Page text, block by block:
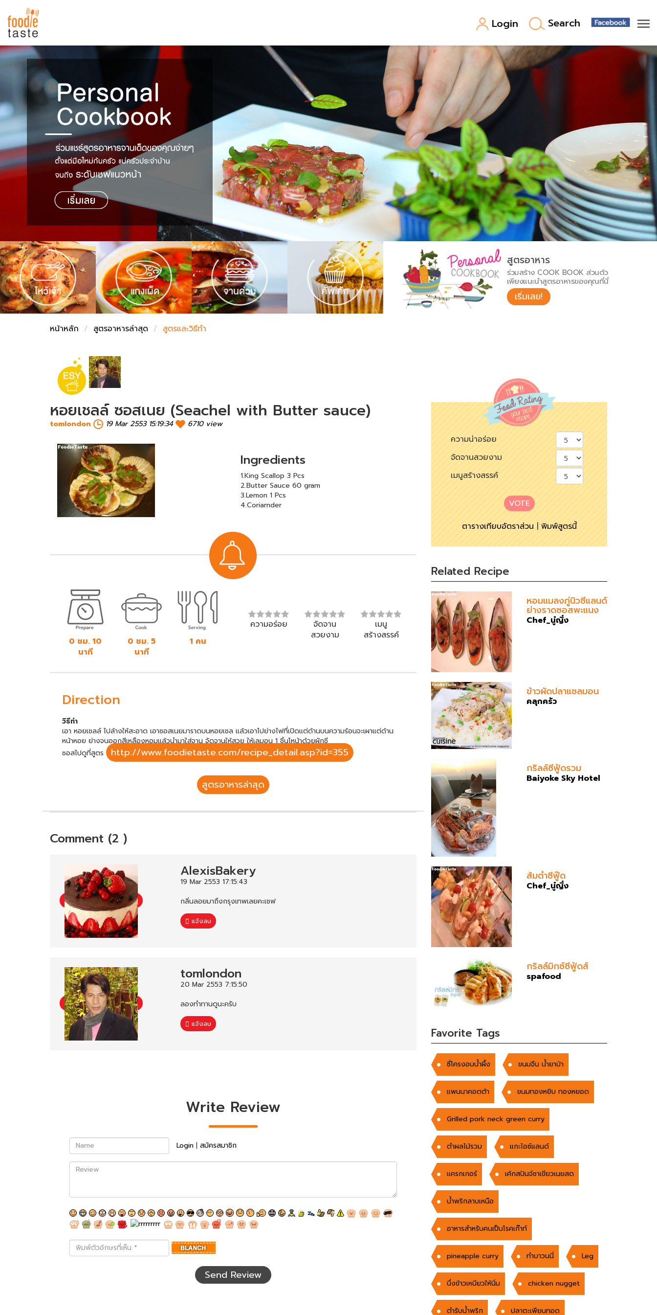
Login Search
สูตรอาหาร
สูตรอาหารล่าสุด
Top Foodie
พาไปชิม
สารพันก้นครัว
เคล็ดลับน่ารู้
เปรียบเทียบหน่วยการตวง
เปรียบเทียบอุณหภูมิ
เปรียบเทียบน้ำหนักวัตถุดิบ
ชั่งตวงเนย
FoodPedia
สร้าง Cookbook
สูตรอาหาร
ร่วมสร้าง COOK BOOK ส่วนตัว
เพียงแนะนำสูตรอาหารของคุณที่นี่
เริ่มเลย!
หน้าหลัก สูตรอาหารล่าสุด สูตรและวิธีทำ
หอยเชลล์ ซอสเนย (Seachel with Butter sauce)
tomlondon 19 Mar 2553 15:19:34 6710 view
Ingredients
1.King Scallop 3 Pcs
2.Butter Sauce 60 gram
3.Lemon 1 Pcs
4.Coriarnder
0 ชม. 10
นาที
0 ชม. 5
นาที
1 คน
ความอร่อย
จัดจาน
สวยงาม
เมนู
สร้างสรรค์
Direction
วิธีทำ
เอา หอยเชลล์ ไปล้างให้สะอาด เอาซอสเนยมาราดบนหอยเชล แล้วเอาไปย่างไฟที่เปิดแต่ด้านบนความร้อนจะเผาแต่ด้าน
หน้าหอย ย่างจนออกสีเหลืองหอมแล้วนำมาใส่จาน จัดจานให้สวย ให้เลมอน 1 ชิ้นโหน้าด้วยผักชี
ซอสไปดูที่สูตร
http://www.foodietaste.com/recipe_detail.asp?id=355
สูตรอาหารล่าสุด
Comment (2 )
AlexisBakery
19 Mar 2553 17:15:43
กลิ่นลอยมาถึงกรุงเทพเลยคะเชฟ
แจ้งลบ
tomlondon
20 Mar 2553 7:15:50
ลองทำทานดูนะครับ
แจ้งลบ
Write Review
Name Login | สมัครสมาชิก
Review
พิมพ์
ตัว
Send Review
ความน่าอร่อย
จัดจานสวยงาม
เมนูสร้างสรรค์
VOTE
ตารางเทียบอัตราส่วน|พิมพ์สูตรนี้
Related Recipe
หอมแมลงภู่นิวซีแลนด์
ย่างราดซอสพะแนง
Chef_นู๋ญิ๋ง
ข้าวผัดปลาแซลมอน
คลุกครัว
กริลล์ซีฟู้ดรวม
Baiyoke Sky Hotel
ส้มตำซีฟู๊ด
Chef_นู๋ญิ๋ง
กริลล์มิกซ์ซีฟู้ดส์
spafood
Favorite Tags
ซี่โครงอบน้ำผึ้ง ขนมจีน น้ำยาป่า
แพนนาคอตต้า ขนมทองหยิบ ทองหยอด
Grilled pork neck green curry
ตำผลไม้รวม แกะไอซ์แลนด์
แครกเกอร์ เค้กสปันจ์ชาเขียวเนยสด
น้ำพริกลาบเหนือ
อาหารสำหรับคนเป็นโรคเก๊าท์
pineapple curry ทำบาวนนี่ Leg
นึ่งข้าวเหนียวให้นิ่ม chicken nugget
ตำรับน้ำพริก ปลาตะเพียนทอด